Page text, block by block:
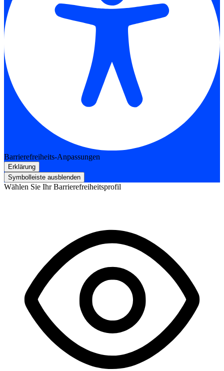
Barrierefreiheits-Anpassungen
Erklärung
Symbolleiste ausblenden
Wählen Sie Ihr Barrierefreiheitsprofil